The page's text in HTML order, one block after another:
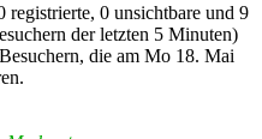
registrierte, 0 unsichtbare und 9
der letzten 5 Minuten)
Besuchern, die am Mo 18. Mai